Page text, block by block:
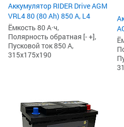
Аккумулятор RIDER Drive AGM
VRL4 80 (80 Ah) 850 А, L4
Ёмкость 80 А·ч,
Полярность обратная [- +],
Пусковой ток 850 А,
315x175x190